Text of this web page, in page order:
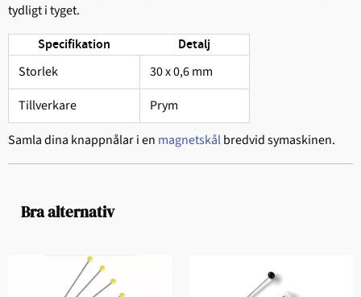
tydligt i tyget.
Specifikation Detalj
Storlek
30 x 0,6 mm
Tillverkare
Prym
Samla dina knappnålar i en magnetskålbredvid symaskinen.
Bra alternativ